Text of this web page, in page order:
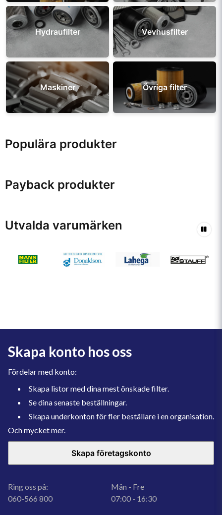
Hydraufilter Vevhusfilter
Maskiner Övriga filter
Populära produkter
Payback produkter
Utvalda varumärken
Skapa konto hos oss
Fördelar med konto:
Skapa listor med dina mest önskade filter.
Se dina senaste beställningar.
Skapa underkonton för fler beställare i en organisation.
Och mycket mer.
Skapa företagskonto
Ring oss på:
060-566 800
Mån - Fre
07:00 - 16:30